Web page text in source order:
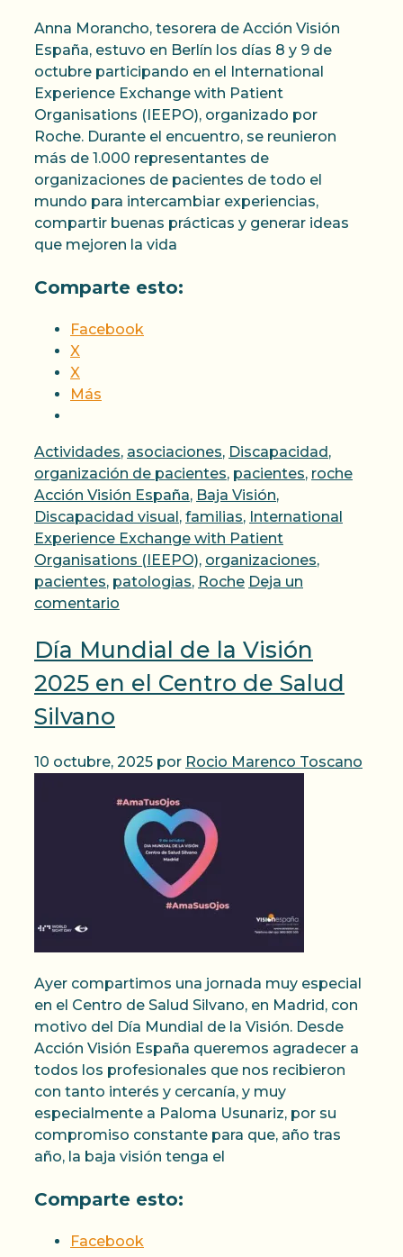
Anna Morancho, tesorera de Acción Visión
España, estuvo en Berlín los días 8 y 9 de
octubre participando en el International
Experience Exchange with Patient
Organisations (IEEPO), organizado por
Roche. Durante el encuentro, se reunieron
más de 1.000 representantes de
organizaciones de pacientes de todo el
mundo para intercambiar experiencias,
compartir buenas prácticas y generar ideas
que mejoren la vida
Comparte esto:
Facebook
X
X
Más
Categorías
Actividades, asociaciones, Discapacidad,
organización de pacientes, pacientes, roche
Acción Visión España, Baja Visión,
Discapacidad visual, familias, International
Experience Exchange with Patient
Organisations (IEEPO), organizaciones,
pacientes, patologias, Roche Deja un
comentario
Día Mundial de la Visión
2025 en el Centro de Salud
Silvano
10 octubre, 2025 por Rocio Marenco Toscano
Ayer compartimos una jornada muy especial
en el Centro de Salud Silvano, en Madrid, con
motivo del Día Mundial de la Visión. Desde
Acción Visión España queremos agradecer a
todos los profesionales que nos recibieron
con tanto interés y cercanía, y muy
especialmente a Paloma Usunariz, por su
compromiso constante para que, año tras
año, la baja visión tenga el
Comparte esto:
Facebook